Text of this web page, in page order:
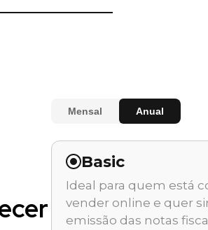
Mensal Anual
Basic
Ideal para quem está
vender online e quer
emissão das notas